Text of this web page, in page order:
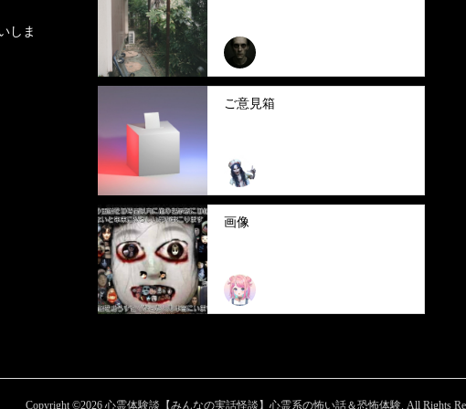
しま
ご意見箱
画像
Copyright ©2026 心霊体験談【みんなの実話怪談】心霊系の怖い話＆恐怖体験. All Rights